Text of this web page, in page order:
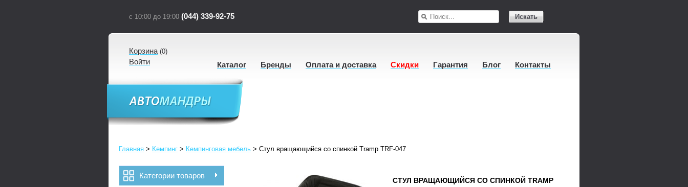
с 10:00 до 19:00 (044) 339-92-75 Искать
Корзина(0)
Войти Каталог Бренды Оплата и доставка Скидки Гарантия Блог Контакты
Главная > Кемпинг > Кемпинговая мебель > Стул вращающийся со спинкой Tramp TRF-047
Категории товаров
СТУЛ ВРАЩАЮЩИЙСЯ СО СПИНКОЙ TRAMP